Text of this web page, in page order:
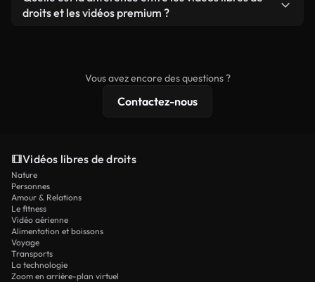
prêtes à l'emploi.
remixer nos vidéos. Assurez-vous simplement que
droits et les vidéos premium ?
résolution 4K et des protections de licence
Vous avez encore des questions ?
Contactez-nous
Vidéos libres de droits
Nature
Personnes
Amour & Relations
Le fitness
Vidéo aérienne
Alimentation et boissons
Voyage
Transports
La technologie
Zoom en arrière-plan virtuel